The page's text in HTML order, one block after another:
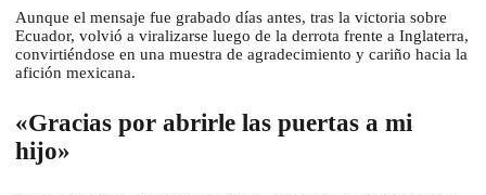
Aunque el mensaje fue grabado días antes, tras la victoria sobre
Ecuador, volvió a viralizarse luego de la derrota frente a Inglaterra,
convirtiéndose en una muestra de agradecimiento y cariño hacia la
afición mexicana.
«Gracias por abrirle las puertas a mi
hijo»